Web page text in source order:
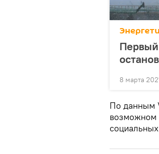
8 марта
По данным
возможном